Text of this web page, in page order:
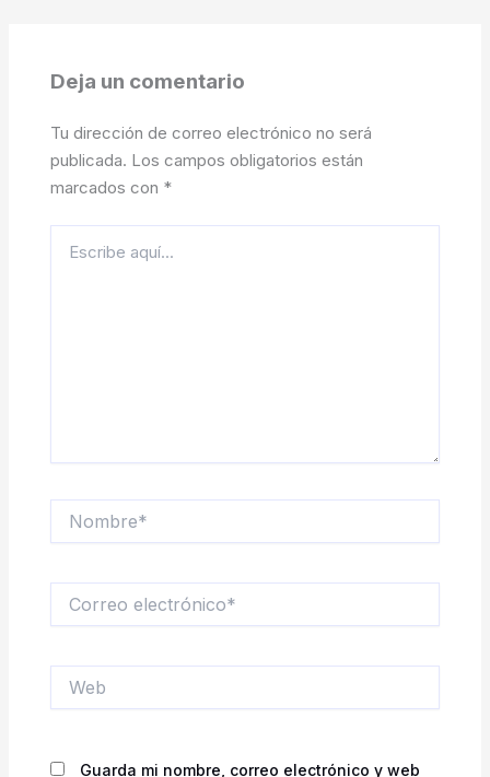
Deja un comentario
Tu dirección de correo electrónico no será
publicada. Los campos obligatorios están
marcados con *
aquí...
electrónico*
Guarda mi nombre, correo electrónico y web